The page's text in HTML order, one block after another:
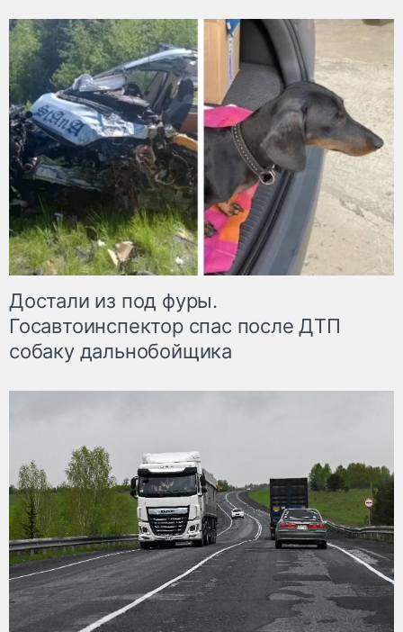
Достали из под фуры.
Госавтоинспектор спас после ДТП
собаку дальнобойщика